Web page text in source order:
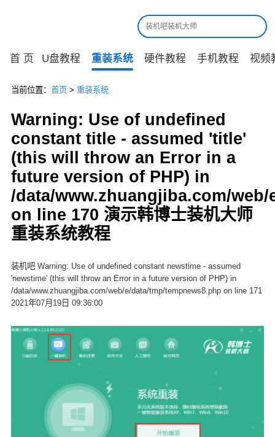
首 页 U盘教程 重装系统 硬件教程 手机教程 视频
当前位置： 首页 > 重装系统
Warning: Use of undefined
constant title - assumed 'title'
(this will throw an Error in a
future version of PHP) in
/data/www.zhuangjiba.com/
on line 170 演示韩博士装机大师
重装系统教程
装机吧 Warning: Use of undefined constant newstime - assumed
'newstime' (this will throw an Error in a future version of PHP) in
/data/www.zhuangjiba.com/web/e/data/tmp/tempnews8.php on line 171
2021年07月19日 09:36:00